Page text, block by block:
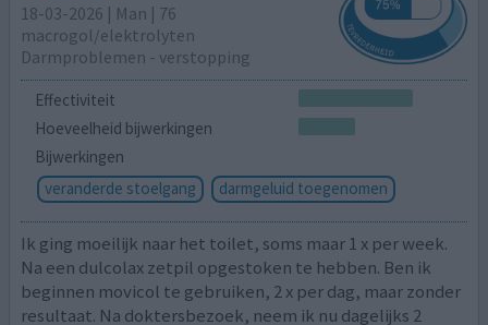
18-03-2026 | Man | 76
macrogol/elektrolyten
Darmproblemen - verstopping
Effectiviteit
Hoeveelheid bijwerkingen
Bijwerkingen
veranderde stoelgang
darmgeluid toegenomen
Ik ging moeilijk naar het toilet, soms maar 1 x per week.
Na een dulcolax zetpil opgestoken te hebben. Ben ik
beginnen movicol te gebruiken, 2 x per dag, maar zonder
resultaat. Na doktersbezoek, neem ik nu dagelijks 2